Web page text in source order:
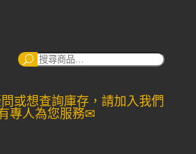
搜
或想查詢庫存，請加入我們
專人為您服務✉